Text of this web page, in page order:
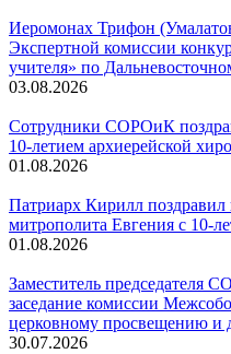
Иеромонах Трифон
Экспертной комиссии
учителя» по
03.08.2026
Сотрудники СОРОиК
10-летием архиерейской
01.08.2026
Патриарх Кирилл
митрополита Евгения с 10-
01.08.2026
Заместитель председателя
заседание комиссии
церковному просвещению и
30.07.2026